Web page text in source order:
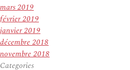
mars 2019
février 2019
janvier 2019
décembre 2018
novembre 2018
Categories